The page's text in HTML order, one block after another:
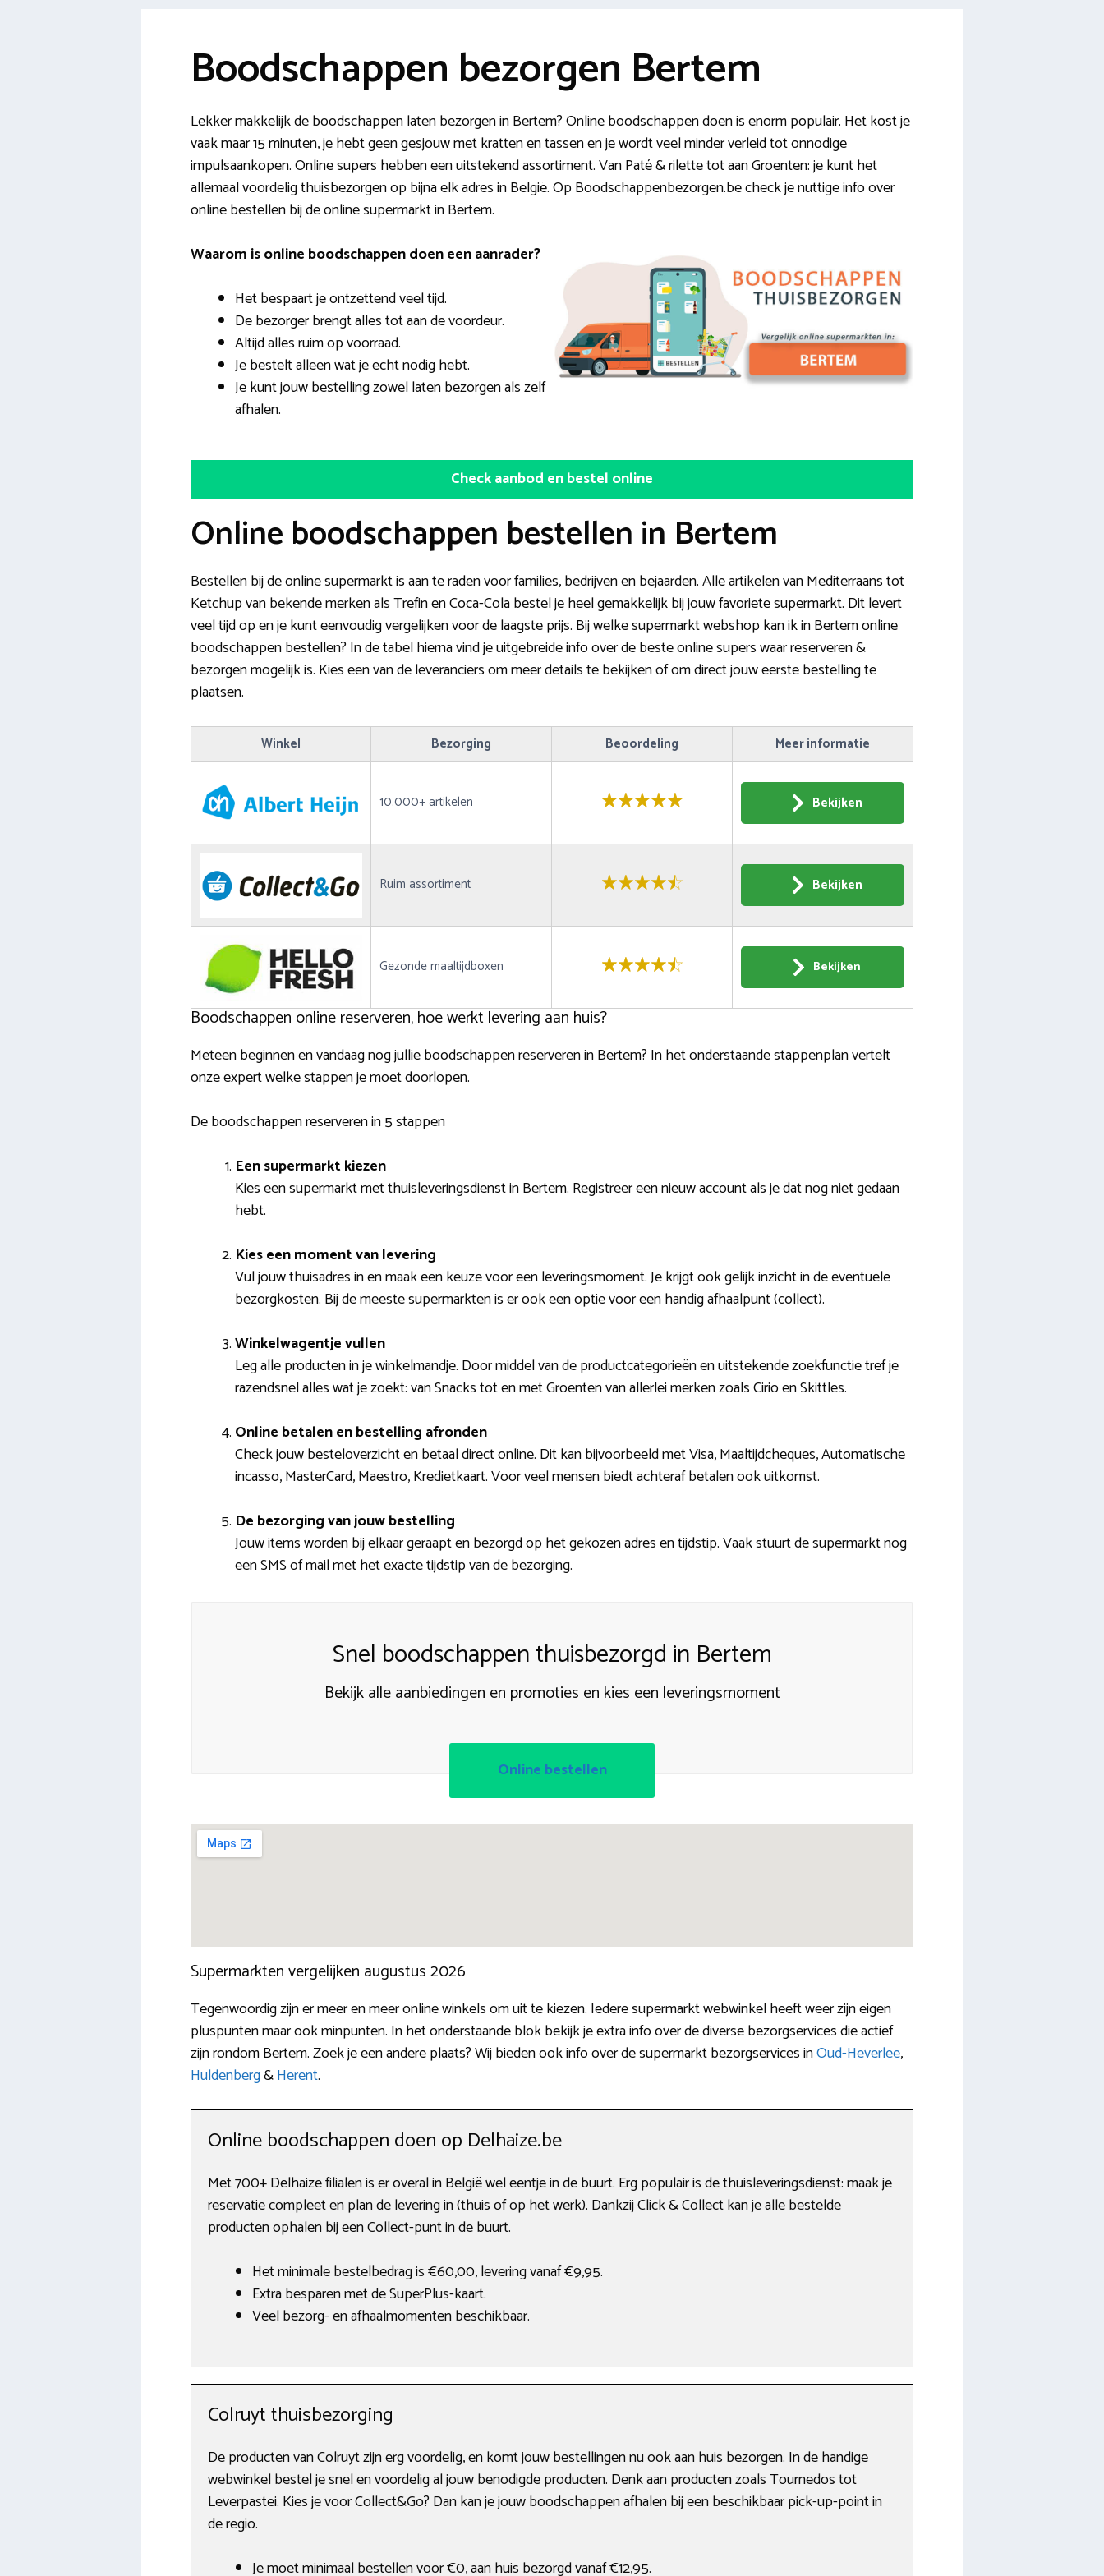
Boodschappen bezorgen Bertem
Lekker makkelijk de boodschappen laten bezorgen in Bertem? Online boodschappen doen is enorm populair. Het kost je
vaak maar 15 minuten, je hebt geen gesjouw met kratten en tassen en je wordt veel minder verleid tot onnodige
impulsaankopen. Online supers hebben een uitstekend assortiment. Van Paté & rilette tot aan Groenten: je kunt het
allemaal voordelig thuisbezorgen op bijna elk adres in België. Op Boodschappenbezorgen.be check je nuttige info over
online bestellen bij de online supermarkt in Bertem.
Waarom is online boodschappen doen een aanrader?
Het bespaart je ontzettend veel tijd.
De bezorger brengt alles tot aan de voordeur.
Altijd alles ruim op voorraad.
Je bestelt alleen wat je echt nodig hebt.
Je kunt jouw bestelling zowel laten bezorgen als zelf
afhalen.
Check aanbod en bestel online
Online boodschappen bestellen in Bertem
Bestellen bij de online supermarkt is aan te raden voor families, bedrijven en bejaarden. Alle artikelen van Mediterraans tot
Ketchup van bekende merken als Trefin en Coca-Cola bestel je heel gemakkelijk bij jouw favoriete supermarkt. Dit levert
veel tijd op en je kunt eenvoudig vergelijken voor de laagste prijs. Bij welke supermarkt webshop kan ik in Bertem online
boodschappen bestellen? In de tabel hierna vind je uitgebreide info over de beste online supers waar reserveren &
bezorgen mogelijk is. Kies een van de leveranciers om meer details te bekijken of om direct jouw eerste bestelling te
plaatsen.
Winkel Bezorging Beoordeling Meer informatie
10.000+ artikelen Bekijken
Ruim assortiment Bekijken
Gezonde maaltijdboxen Bekijken
Boodschappen online reserveren, hoe werkt levering aan huis?
Meteen beginnen en vandaag nog jullie boodschappen reserveren in Bertem? In het onderstaande stappenplan vertelt
onze expert welke stappen je moet doorlopen.
De boodschappen reserveren in 5 stappen
Een supermarkt kiezen
Kies een supermarkt met thuisleveringsdienst in Bertem. Registreer een nieuw account als je dat nog niet gedaan
hebt.
Kies een moment van levering
Vul jouw thuisadres in en maak een keuze voor een leveringsmoment. Je krijgt ook gelijk inzicht in de eventuele
bezorgkosten. Bij de meeste supermarkten is er ook een optie voor een handig afhaalpunt (collect).
Winkelwagentje vullen
Leg alle producten in je winkelmandje. Door middel van de productcategorieën en uitstekende zoekfunctie tref je
razendsnel alles wat je zoekt: van Snacks tot en met Groenten van allerlei merken zoals Cirio en Skittles.
Online betalen en bestelling afronden
Check jouw besteloverzicht en betaal direct online. Dit kan bijvoorbeeld met Visa, Maaltijdcheques, Automatische
incasso, MasterCard, Maestro, Kredietkaart. Voor veel mensen biedt achteraf betalen ook uitkomst.
De bezorging van jouw bestelling
Jouw items worden bij elkaar geraapt en bezorgd op het gekozen adres en tijdstip. Vaak stuurt de supermarkt nog
een SMS of mail met het exacte tijdstip van de bezorging.
Snel boodschappen thuisbezorgd in Bertem
Bekijk alle aanbiedingen en promoties en kies een leveringsmoment
Online bestellen
Supermarkten vergelijken augustus 2026
Tegenwoordig zijn er meer en meer online winkels om uit te kiezen. Iedere supermarkt webwinkel heeft weer zijn eigen
pluspunten maar ook minpunten. In het onderstaande blok bekijk je extra info over de diverse bezorgservices die actief
zijn rondom Bertem. Zoek je een andere plaats? Wij bieden ook info over de supermarkt bezorgservices inOud-Heverlee,
Huldenberg&Herent.
Online boodschappen doen op Delhaize.be
Met 700+ Delhaize filialen is er overal in België wel eentje in de buurt. Erg populair is de thuisleveringsdienst: maak je
reservatie compleet en plan de levering in (thuis of op het werk). Dankzij Click & Collect kan je alle bestelde
producten ophalen bij een Collect-punt in de buurt.
Het minimale bestelbedrag is €60,00, levering vanaf €9,95.
Extra besparen met de SuperPlus-kaart.
Veel bezorg- en afhaalmomenten beschikbaar.
Colruyt thuisbezorging
De producten van Colruyt zijn erg voordelig, en komt jouw bestellingen nu ook aan huis bezorgen. In de handige
webwinkel bestel je snel en voordelig al jouw benodigde producten. Denk aan producten zoals Tournedos tot
Leverpastei. Kies je voor Collect&Go? Dan kan je jouw boodschappen afhalen bij een beschikbaar pick-up-point in
de regio.
Je moet minimaal bestellen voor €0, aan huis bezorgd vanaf €12,95.